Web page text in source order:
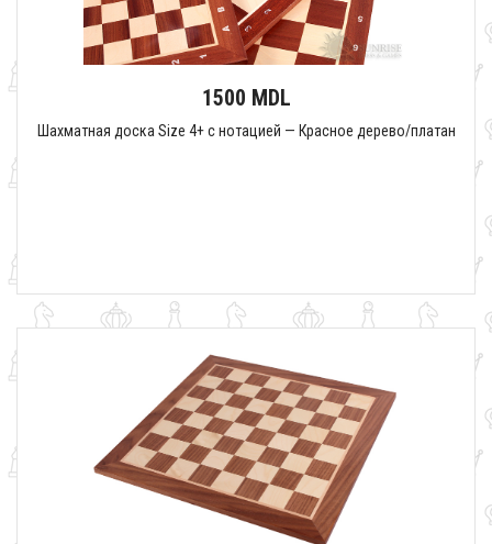
1500 MDL
Шахматная доска Size 4+ с нотацией — Красное дерево/платан